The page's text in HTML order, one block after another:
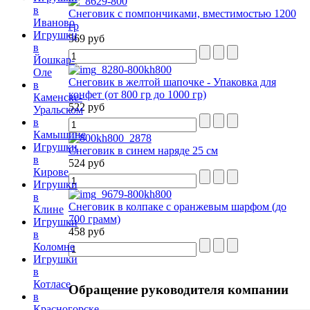
Снеговик с помпончиками, вместимостью 1200
гр
569 руб
Снеговик в желтой шапочке - Упаковка для
конфет (от 800 гр до 1000 гр)
522 руб
Снеговик в синем наряде 25 см
524 руб
Снеговик в колпаке с оранжевым шарфом (до
700 грамм)
458 руб
Обращениеруководителя компании
в
Иваново
Игрушки
в
Йошкар-
Оле
в
Каменске-
Уральском
в
Камышине
Игрушки
в
Кирове
Игрушки
в
Клине
Игрушки
в
Коломне
Игрушки
в
Котласе
в